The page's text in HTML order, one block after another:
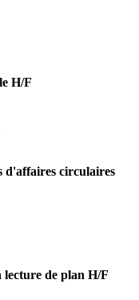
H/F
d'affaires circulaires
lecture de plan H/F